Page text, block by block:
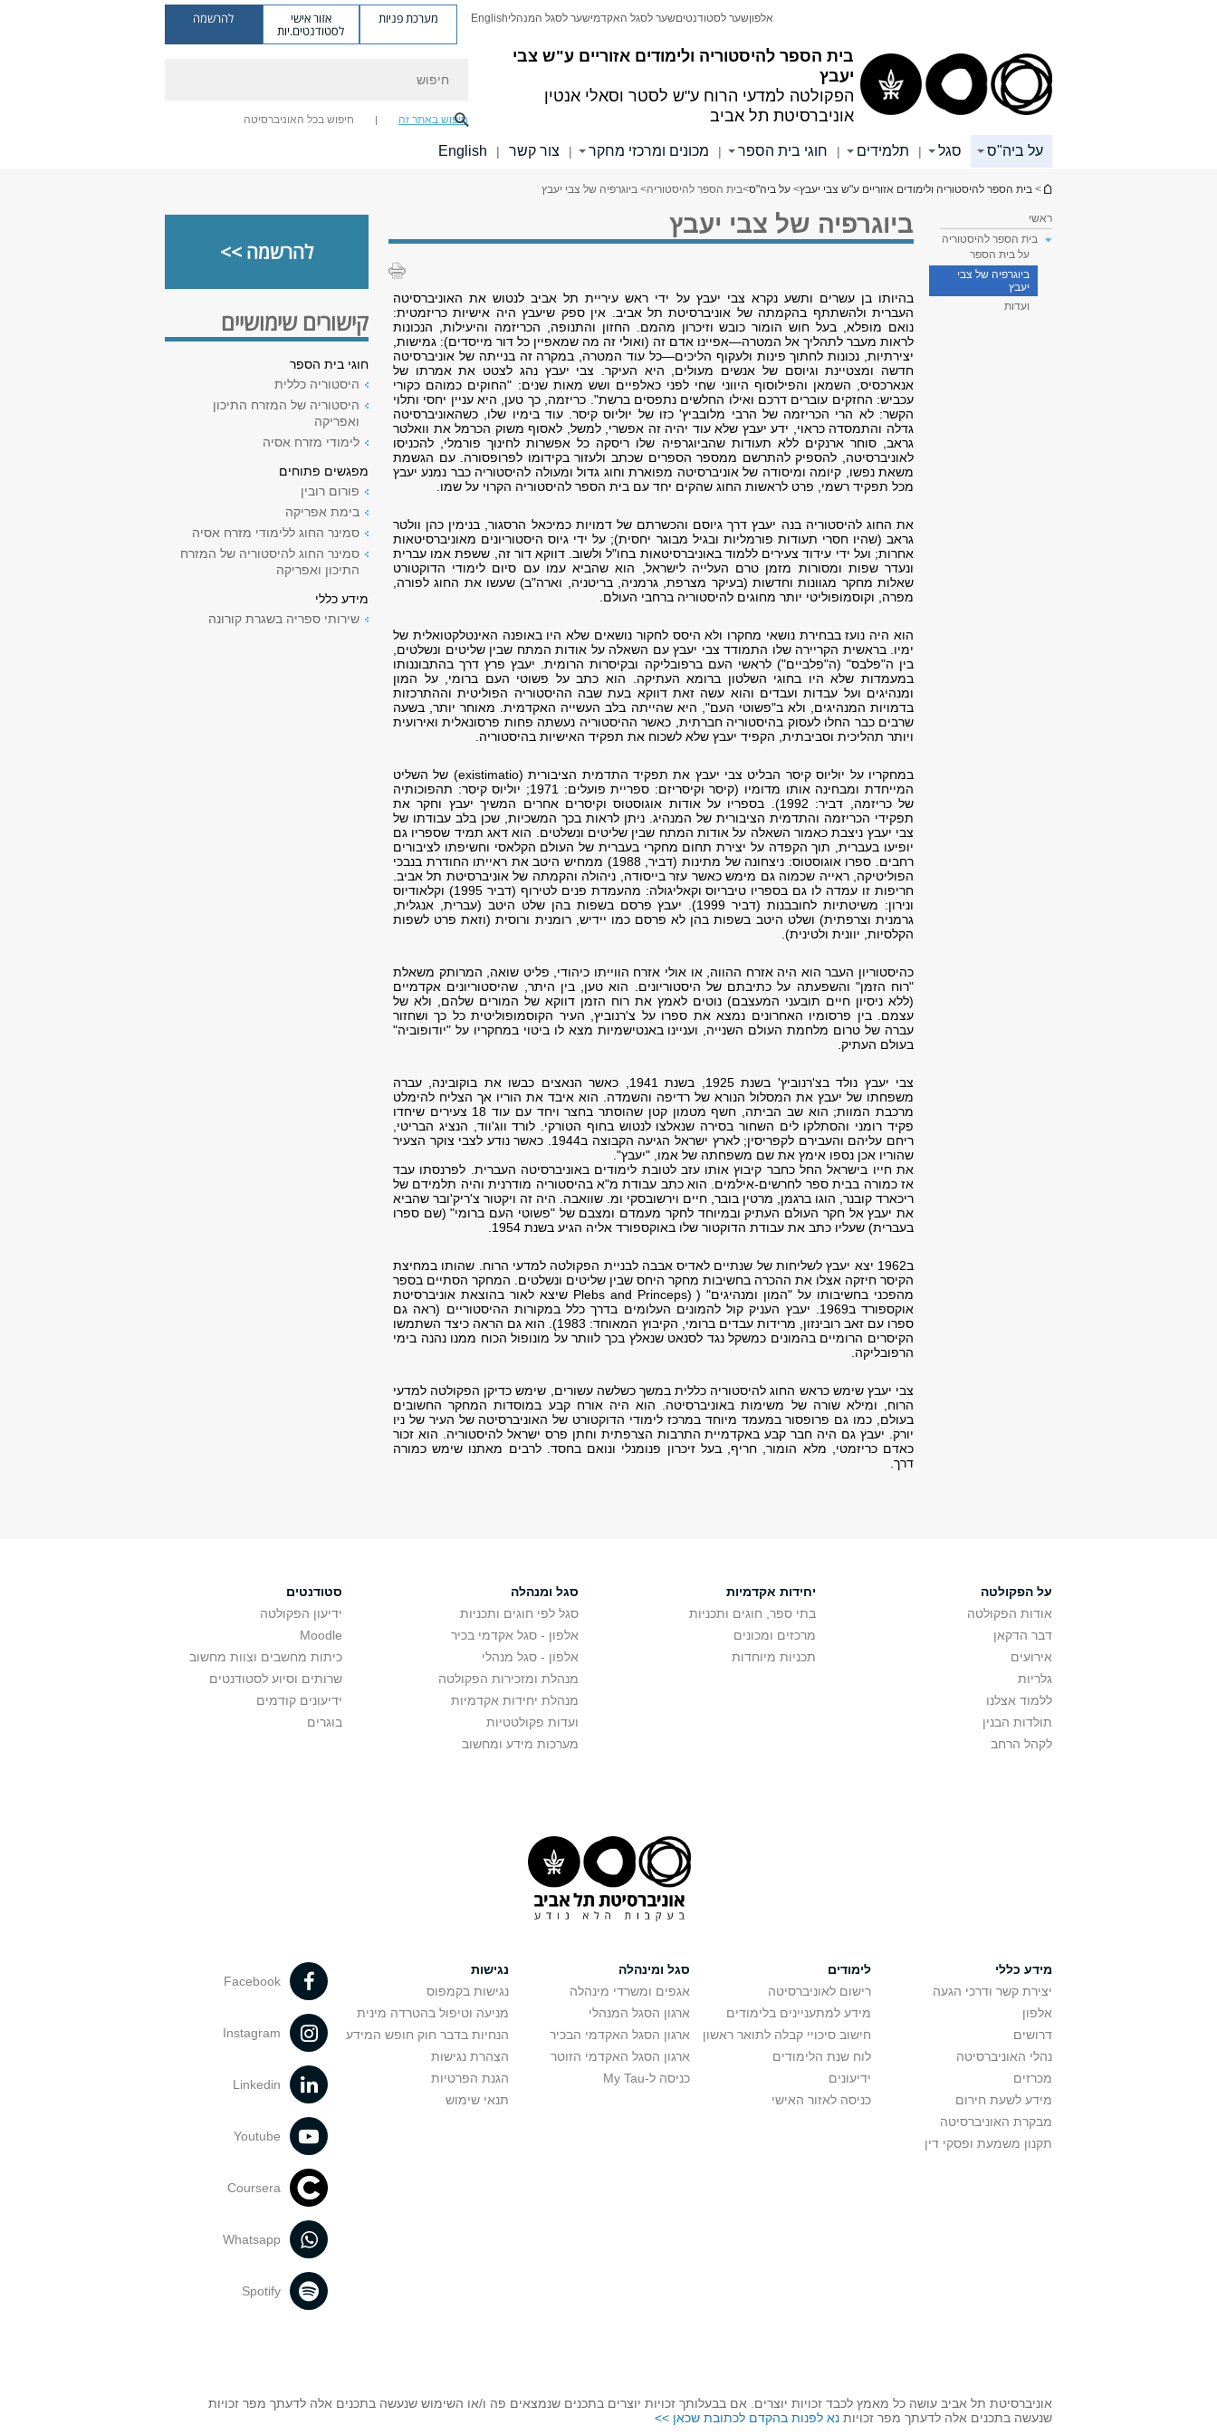
בית הספר להיסטוריה ולימודים אזוריים ע"ש צבי
יעבץ
הפקולטה למדעי הרוח ע"ש לסטר וסאלי אנטין
אוניברסיטת תל אביב
אלפוןשער לסטודנטיםשער לסגל האקדמישער לסגל המנהליEnglish מערכת פניות אזור אישי
לסטודנטים.יות
להרשמה
חיפוש באתר זה חיפוש בכל האוניברסיטה
על ביה"ס סגל | תלמידים | חוגי בית הספר | מכונים ומרכזי מחקר | צור קשר |
English
הינך נמצא כאן
> בית הספר להיסטוריה ולימודים אזוריים ע"ש צבי יעבץ> על ביה"ס>בית הספר להיסטוריה> ביוגרפיה של צבי יעבץ
ראשי
בית הספר להיסטוריה
על בית הספר
ביוגרפיה של צבי
יעבץ
ועדות
ביוגרפיה של צבי יעבץ
בהיותו בן עשרים ותשע נקרא צבי יעבץ על ידי ראש עיריית תל אביב לנטוש את האוניברסיטה
העברית ולהשתתף בהקמתה של אוניברסיטת תל אביב. אין ספק שיעבץ היה אישיות כריזמטית:
נואם מופלא, בעל חוש הומור כובש וזיכרון מהמם. החזון והתנופה, הכריזמה והיעילות, הנכונות
לראות מעבר לתהליך אל המטרה—אפיינו אדם זה (ואולי זה מה שמאפיין כל דור מייסדים): גמישות,
יצירתיות, נכונות לחתוך פינות ולעקוף הליכים—כל עוד המטרה, במקרה זה בנייתה של אוניברסיטה
חדשה ומצטיינת וגיוסם של אנשים מעולים, היא העיקר. צבי יעבץ נהג לצטט את אמרתו של
אנארכסיס, השמאן והפילוסוף היווני שחי לפני כאלפיים ושש מאות שנים: "החוקים כמוהם כקורי
עכביש: החזקים עוברים דרכם ואילו החלשים נתפסים ברשת". כריזמה, כך טען, היא עניין יחסי ותלוי
הקשר: לא הרי הכריזמה של הרבי מלובביץ' כזו של יוליוס קיסר. עוד בימיו שלו, כשהאוניברסיטה
גדלה והתמסדה כראוי, ידע יעבץ שלא עוד יהיה זה אפשרי, למשל, לאסוף משוק הכרמל את וואלטר
גראב, סוחר ארנקים ללא תעודות שהביוגרפיה שלו ריסקה כל אפשרות לחינוך פורמלי, להכניסו
לאוניברסיטה, להספיק להתרשם ממספר הספרים שכתב ולעזור בקידומו לפרופסורה. עם הגשמת
משאת נפשו, קיומה ומיסודה של אוניברסיטה מפוארת וחוג גדול ומעולה להיסטוריה כבר נמנע יעבץ
מכל תפקיד רשמי, פרט לראשות החוג שהקים יחד עם בית הספר להיסטוריה הקרוי על שמו.
את החוג להיסטוריה בנה יעבץ דרך גיוסם והכשרתם של דמויות כמיכאל הרסגור, בנימין כהן וולטר
גראב (שהיו חסרי תעודות פורמליות ובגיל מבוגר יחסית); על ידי גיוס היסטוריונים מאוניברסיטאות
אחרות; ועל ידי עידוד צעירים ללמוד באוניברסיטאות בחו"ל ולשוב. דווקא דור זה, ששפת אמו עברית
ונעדר שפות ומסורות מזמן טרם העלייה לישראל, הוא שהביא עמו עם סיום לימודי הדוקטורט
שאלות מחקר מגוונות וחדשות (בעיקר מצרפת, גרמניה, בריטניה, וארה"ב) שעשו את החוג לפורה,
מפרה, וקוסמופוליטי יותר מחוגים להיסטוריה ברחבי העולם.
הוא היה נועז בבחירת נושאי מחקרו ולא היסס לחקור נושאים שלא היו באופנה האינטלקטואלית של
ימיו. בראשית הקריירה שלו התמודד צבי יעבץ עם השאלה על אודות המתח שבין שליטים ונשלטים,
בין ה"פלבס" (ה"פלביים") לראשי העם ברפובליקה ובקיסרות הרומית. יעבץ פרץ דרך בהתבוננותו
במעמדות שלא היו בחוגי השלטון ברומא העתיקה. הוא כתב על פשוטי העם ברומי, על המון
ומנהיגים ועל עבדות ועבדים והוא עשה זאת דווקא בעת שבה ההיסטוריה הפוליטית וההתרכזות
בדמויות המנהיגים, ולא ב"פשוטי העם", היא שהייתה בלב העשייה האקדמית. מאוחר יותר, בשעה
שרבים כבר החלו לעסוק בהיסטוריה חברתית, כאשר ההיסטוריה נעשתה פחות פרסונאלית ואירועית
ויותר תהליכית וסביבתית, הקפיד יעבץ שלא לשכוח את תפקיד האישיות בהיסטוריה.
במחקריו על יוליוס קיסר הבליט צבי יעבץ את תפקיד התדמית הציבורית (existimatio) של השליט
המייחדת ומבחינה אותו מדומיו (קיסר וקיסריזם: ספריית פועלים: 1971; יוליוס קיסר: תהפוכותיה
של כריזמה, דביר: 1992). בספריו על אודות אוגוסטוס וקיסרים אחרים המשיך יעבץ וחקר את
תפקידי הכריזמה והתדמית הציבורית של המנהיג. ניתן לראות בכך המשכיות, שכן בלב עבודתו של
צבי יעבץ ניצבת כאמור השאלה על אודות המתח שבין שליטים ונשלטים. הוא דאג תמיד שספריו גם
יופיעו בעברית, תוך הקפדה על יצירת תחום מחקרי בעברית של העולם הקלאסי וחשיפתו לציבורים
רחבים. ספרו אוגוסטוס: ניצחונה של מתינות (דביר, 1988) ממחיש היטב את ראייתו החודרת בנבכי
הפוליטיקה, ראייה שכמוה גם מימש כאשר עזר בייסודה, ניהולה והקמתה של אוניברסיטת תל אביב.
חריפות זו עמדה לו גם בספריו טיבריוס וקאליגולה: מהעמדת פנים לטירוף (דביר 1995) וקלאודיוס
ונירון: משיטתיות לחובבנות (דביר 1999). יעבץ פרסם בשפות בהן שלט היטב (עברית, אנגלית,
גרמנית וצרפתית) ושלט היטב בשפות בהן לא פרסם כמו יידיש, רומנית ורוסית (וזאת פרט לשפות
הקלסיות, יוונית ולטינית).
כהיסטוריון העבר הוא היה אזרח ההווה, או אולי אזרח הווייתו כיהודי, פליט שואה, המרותק משאלת
"רוח הזמן" והשפעתה על כתיבתם של היסטוריונים. הוא טען, בין היתר, שהיסטוריונים אקדמיים
(ללא ניסיון חיים תובעני המעצבם) נוטים לאמץ את רוח הזמן דווקא של המורים שלהם, ולא של
עצמם. בין פרסומיו האחרונים נמצא את ספרו על צ'רנוביץ, העיר הקוסמופוליטית כל כך ושחזור
עברה של טרום מלחמת העולם השנייה, ועניינו באנטישמיות מצא לו ביטוי במחקריו על "יודופוביה"
בעולם העתיק.
צבי יעבץ נולד בצ'רנוביץ' בשנת 1925, בשנת 1941, כאשר הנאצים כבשו את בוקובינה, עברה
משפחתו של יעבץ את המסלול הנורא של רדיפה והשמדה. הוא איבד את הוריו אך הצליח להימלט
מרכבת המוות; הוא שב הביתה, חשף מטמון קטן שהוסתר בחצר ויחד עם עוד 18 צעירים שיחדו
פקיד רומני והסתלקו לים השחור בסירה שנאלצו לנטוש בחוף הטורקי. לורד ווג'ווד, הנציג הבריטי,
ריחם עליהם והעבירם לקפריסין; לארץ ישראל הגיעה הקבוצה ב1944. כאשר נודע לצבי צוקר הצעיר
שהוריו אכן נספו אימץ את שם משפחתה של אמו, "יעבץ".
את חייו בישראל החל כחבר קיבוץ אותו עזב לטובת לימודים באוניברסיטה העברית. לפרנסתו עבד
אז כמורה בבית ספר לחרשים-אילמים. הוא כתב עבודת מ"א בהיסטוריה מודרנית והיה תלמידם של
ריכארד קובנר, הוגו ברגמן, מרטין בובר, חיים וירשובסקי ומ. שוואבה. היה זה ויקטור צ'ריק'ובר שהביא
את יעבץ אל חקר העולם העתיק ובמיוחד לחקר מעמדם ומצבם של "פשוטי העם ברומי" (שם ספרו
בעברית) שעליו כתב את עבודת הדוקטור שלו באוקספורד אליה הגיע בשנת 1954.
ב1962 יצא יעבץ לשליחות של שנתיים לאדיס אבבה לבניית הפקולטה למדעי הרוח. שהותו במחיצת
הקיסר חיזקה אצלו את ההכרה בחשיבות מחקר היחס שבין שליטים ונשלטים. המחקר הסתיים בספר
מהפכני בחשיבותו על "המון ומנהיגים" ( (Plebs and Princeps שיצא לאור בהוצאת אוניברסיטת
אוקספורד ב1969. יעבץ העניק קול להמונים העלומים בדרך כלל במקורות ההיסטוריים (ראה גם
ספרו עם זאב רובינזון, מרידות עבדים ברומי, הקיבוץ המאוחד: 1983). הוא גם הראה כיצד השתמשו
הקיסרים הרומיים בהמונים כמשקל נגד לסנאט שנאלץ בכך לוותר על מונופול הכוח ממנו נהנה בימי
הרפובליקה.
צבי יעבץ שימש כראש החוג להיסטוריה כללית במשך כשלשה עשורים, שימש כדיקן הפקולטה למדעי
הרוח, ומילא שורה של משימות באוניברסיטה. הוא היה אורח קבע במוסדות המחקר החשובים
בעולם, כמו גם פרופסור במעמד מיוחד במרכז לימודי הדוקטורט של האוניברסיטה של העיר של ניו
יורק. יעבץ גם היה חבר קבע באקדמיית התרבות הצרפתית וחתן פרס ישראל להיסטוריה. הוא זכור
כאדם כריזמטי, מלא הומור, חריף, בעל זיכרון פנומנלי ונואם בחסד. לרבים מאתנו שימש כמורה
דרך.
להרשמה >>
קישורים שימושיים
חוגי בית הספר
היסטוריה כללית
היסטוריה של המזרח התיכון
ואפריקה
לימודי מזרח אסיה
מפגשים פתוחים
פורום רובין
בימת אפריקה
סמינר החוג ללימודי מזרח אסיה
סמינר החוג להיסטוריה של המזרח
התיכון ואפריקה
מידע כללי
שירותי ספריה בשגרת קורונה
על הפקולטה
אודות הפקולטה
דבר הדקאן
אירועים
גלריות
ללמוד אצלנו
תולדות הבנין
לקהל הרחב
יחידות אקדמיות
בתי ספר, חוגים ותכניות
מרכזים ומכונים
תכניות מיוחדות
סגל ומנהלה
סגל לפי חוגים ותכניות
אלפון - סגל אקדמי בכיר
אלפון - סגל מנהלי
מנהלת ומזכירות הפקולטה
מנהלת יחידות אקדמיות
ועדות פקולטטיות
מערכות מידע ומחשוב
סטודנטים
ידיעון הפקולטה
Moodle
כיתות מחשבים וצוות מחשוב
שרותים וסיוע לסטודנטים
ידיעונים קודמים
בוגרים
מידע כללי
יצירת קשר ודרכי הגעה
אלפון
דרושים
נהלי האוניברסיטה
מכרזים
מידע לשעת חירום
מבקרת האוניברסיטה
תקנון משמעת ופסקי דין
לימודים
רישום לאוניברסיטה
מידע למתעניינים בלימודים
חישוב סיכויי קבלה לתואר ראשון
לוח שנת הלימודים
ידיעונים
כניסה לאזור האישי
סגל ומינהלה
אגפים ומשרדי מינהלה
ארגון הסגל המנהלי
ארגון הסגל האקדמי הבכיר
ארגון הסגל האקדמי הזוטר
כניסה ל-My Tau
נגישות
נגישות בקמפוס
מניעה וטיפול בהטרדה מינית
הנחיות בדבר חוק חופש המידע
הצהרת נגישות
הגנת הפרטיות
תנאי שימוש
Facebook
Instagram
Linkedin
Youtube
Coursera
Whatsapp
Spotify
אוניברסיטת תל אביב עושה כל מאמץ לכבד זכויות יוצרים. אם בבעלותך זכויות יוצרים בתכנים שנמצאים פה ו/או השימוש שנעשה בתכנים אלה לדעתך מפר זכויות
שנעשה בתכנים אלה לדעתך מפר זכויות נא לפנות בהקדם לכתובת שכאן >>